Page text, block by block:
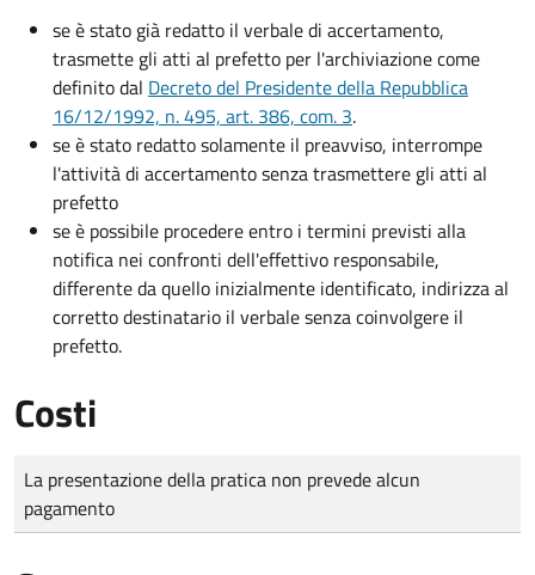
se è stato già redatto il verbale di accertamento,
trasmette gli atti al prefetto per l'archiviazione come
definito dal Decreto del Presidente della Repubblica
16/12/1992, n. 495, art. 386, com. 3.
se è stato redatto solamente il preavviso, interrompe
l'attività di accertamento senza trasmettere gli atti al
prefetto
se è possibile procedere entro i termini previsti alla
notifica nei confronti dell'effettivo responsabile,
differente da quello inizialmente identificato, indirizza al
corretto destinatario il verbale senza coinvolgere il
prefetto.
Costi
Tipo di pagamento
Importo
La presentazione della pratica non prevede alcun
pagamento